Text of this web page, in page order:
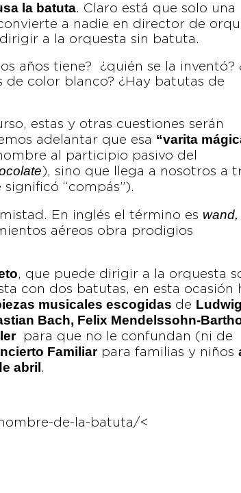
la batuta. Claro está que solo una
a nadie en director de
a la orquesta sin batuta.
años tiene? ¿quién se la inventó?
de color blanco? ¿Hay batutas de
estas y otras cuestiones serán
adelantar que esa “varita
al participio pasivo del
), sino que llega a nosotros a
“compás”).
En inglés el término es wand,
aéreos obra prodigios
, que puede dirigir a la orquesta
con dos batutas, en esta ocasión
musicales escogidas de
Bach, Felix Mendelssohn-
para que no le confundan (ni de
Familiarpara familias y niños
abril .
de-la-batuta/<